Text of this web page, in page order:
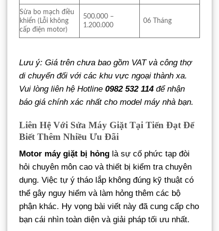
Sửa bo mạch điều
khiển (Lỗi không
cấp điện motor)
500.000 –
1.200.000
06 Tháng
Lưu ý: Giá trên chưa bao gồm VAT và công thợ
di chuyển đối với các khu vực ngoại thành xa.
Vui lòng liên hệ Hotline 0982 532 114 để nhận
báo giá chính xác nhất cho model máy nhà bạn.
Liên Hệ Với Sửa Máy Giặt Tại Tiến Đạt Để
Biết Thêm Nhiều Ưu Đãi
Motor máy giặt bị hỏng là sự cố phức tạp đòi
hỏi chuyên môn cao và thiết bị kiểm tra chuyên
dụng. Việc tự ý tháo lắp không đúng kỹ thuật có
thể gây nguy hiểm và làm hỏng thêm các bộ
phận khác. Hy vọng bài viết này đã cung cấp cho
bạn cái nhìn toàn diện và giải pháp tối ưu nhất.